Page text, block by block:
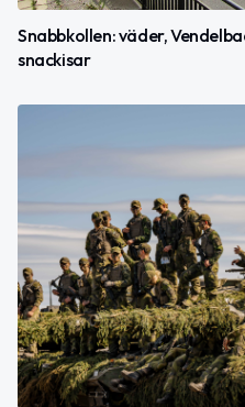
Snabbkollen: väder,
snackisar